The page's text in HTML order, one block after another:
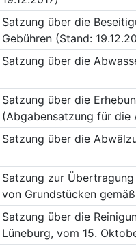
Satzung über die
Gebühren (Stand:
Satzung über die
Satzung über die
(Abgabensatzung für die
Satzung über die
Satzung zur
von Grundstücken
Satzung über die
Lüneburg, vom 15.